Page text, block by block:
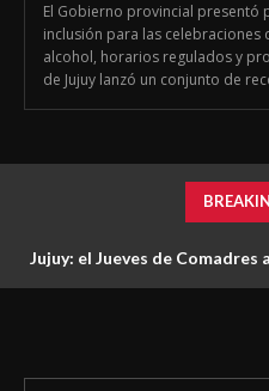
El Gobierno provincial presentó
inclusión para las celebraciones
alcohol, horarios regulados y
de Jujuy lanzó un conjunto de
Jujuy: el Jueves de Comadres